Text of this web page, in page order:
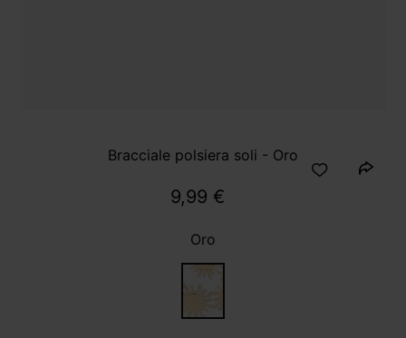
Bracciale polsiera soli - Oro
9,99 €
Oro